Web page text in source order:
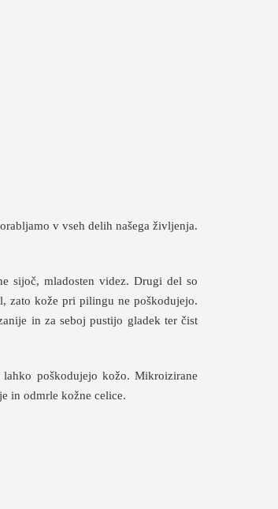
v vseh delih našega življenja.
sijoč, mladosten videz. Drugi del so
zato kože pri pilingu ne poškodujejo.
in za seboj pustijo gladek ter čist
poškodujejo kožo. Mikroizirane
in odmrle kožne celice.